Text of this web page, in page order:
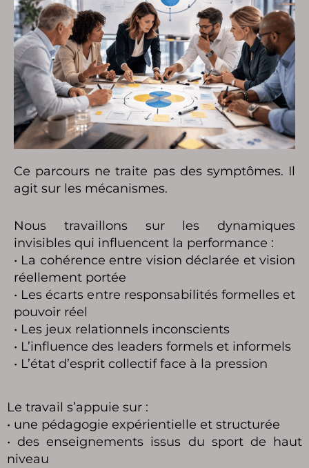
Ce parcours ne traite pas des symptômes. Il
agit sur les mécanismes.
Nous travaillons sur les dynamiques
invisibles qui influencent la performance :
• La cohérence entre vision déclarée et vision
réellement portée
• Les écarts entre responsabilités formelles et
pouvoir réel
• Les jeux relationnels inconscients
• L’influence des leaders formels et informels
• L’état d’esprit collectif face à la pression
Le travail s’appuie sur :
• une pédagogie expérientielle et structurée
• des enseignements issus du sport de haut
niveau